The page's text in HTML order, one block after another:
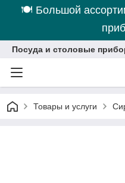
🍽 Большой
Посуда и столовые
Товары и услуги